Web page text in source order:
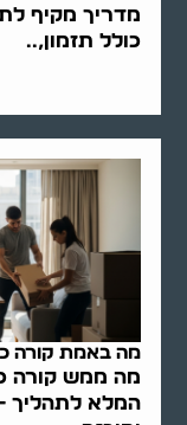
מדריך מקיף
כולל תזמון,..
מה באמת קורה
מה ממש קורה
המלא לתהליך